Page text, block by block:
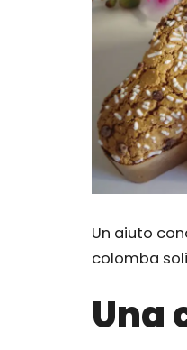
Un aiuto
colomba
Una